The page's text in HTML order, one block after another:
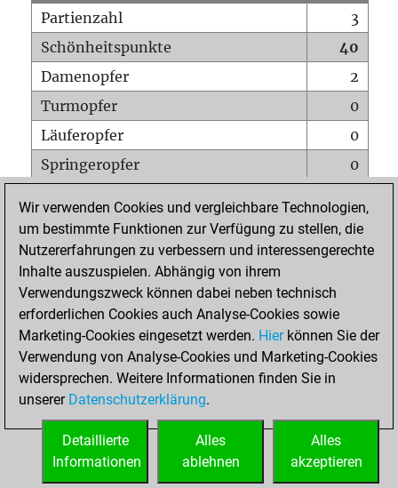
Partienzahl
3
Schönheitspunkte
40
Damenopfer
2
Turmopfer
0
Läuferopfer
0
Springeropfer
0
Matt auf vollem Brett
0
Bauer setzt Matt
0
Erstickte Matts
Unterverwandlungen
Türme auf der siebten
0
STARTSEITE
Wir verwenden Cookies und vergleichbare Technologien,
um bestimmte Funktionen zur Verfügung zu stellen, die
Nutzererfahrungen zu verbessern und interessengerechte
Inhalte auszuspielen. Abhängig von ihrem
Verwendungszweck können dabei neben technisch
erforderlichen Cookies auch Analyse-Cookies sowie
Marketing-Cookies eingesetzt werden. Hierkönnen Sie der
Verwendung von Analyse-Cookies und Marketing-Cookies
widersprechen. Weitere Informationen finden Sie in
unserer Datenschutzerklärung.
Alles
akzeptieren
Alles
ablehnen
Detaillierte
Informationen